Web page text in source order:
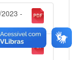
-
2023 -